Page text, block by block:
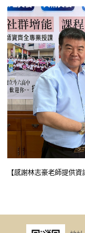
【感謝林志豪老師提供資